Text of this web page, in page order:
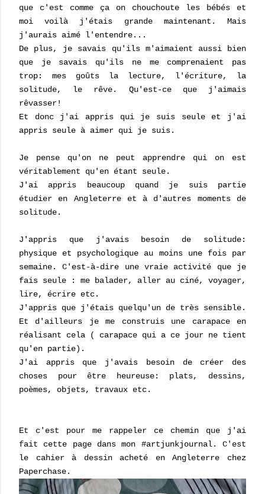
que c'est comme ça on chouchoute les bébés et
moi voilà j'étais grande maintenant. Mais
j'aurais aimé l'entendre...
De plus, je savais qu'ils m'aimaient aussi bien
que je savais qu'ils ne me comprenaient pas
trop: mes goûts la lecture, l'écriture, la
solitude, le rêve. Qu'est-ce que j'aimais
rêvasser!
Et donc j'ai appris qui je suis seule et j'ai
appris seule à aimer qui je suis.
Je pense qu'on ne peut apprendre qui on est
véritablement qu'en étant seule.
J'ai appris beaucoup quand je suis partie
étudier en Angleterre et à d'autres moments de
solitude.
J'appris que j'avais besoin de solitude:
physique et psychologique au moins une fois par
semaine. C'est-à-dire une vraie activité que je
fais seule : me balader, aller au ciné, voyager,
lire, écrire etc.
J'appris que j'étais quelqu'un de très sensible.
Et d'ailleurs je me construis une carapace en
réalisant cela ( carapace qui a ce jour ne tient
qu'en partie).
J'ai appris que j'avais besoin de créer des
choses pour être heureuse: plats, dessins,
poèmes, objets, travaux etc.
Et c'est pour me rappeler ce chemin que j'ai
fait cette page dans mon #artjunkjournal. C'est
le cahier à dessin acheté en Angleterre chez
Paperchase.